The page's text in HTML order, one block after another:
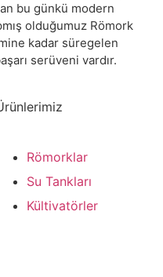
bu günkü modern
olduğumuz Römork
kadar süregelen
serüveni vardır.
Römorklar
Su Tankları
Kültivatörler